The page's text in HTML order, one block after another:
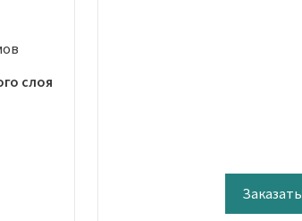
слоя
Заказать